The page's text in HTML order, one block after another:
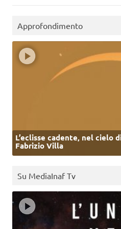
Approfondimento
L’eclisse cadente, nel cielo
Fabrizio Villa
Su MediaInaf Tv